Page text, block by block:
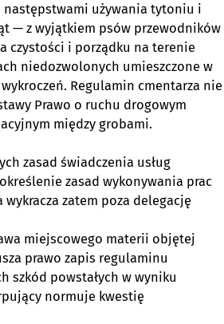
używania tytoniu i
— z wyjątkiem psów przewodników
czystości i porządku na terenie
niedozwolonych umieszczone w
Regulamin cmentarza nie
Prawo o ruchu drogowym
między grobami.
zasad świadczenia usług
zasad wykonywania prac
zatem poza delegację
miejscowego materii objętej
prawo zapis regulaminu
szkód powstałych w wyniku
normuje kwestię